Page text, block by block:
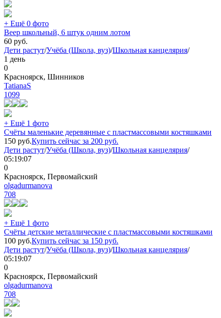
+ Ещё 0 фото
Веер школьный, 6 штук одним лотом
60 руб.
Дети растут/Учёба (Школа, вуз)/Школьная канцелярия/
1 день
0
Красноярск, Шинников
TatianaS
1099
+ Ещё 1 фото
Счёты маленькие деревянные с пластмассовыми костяшками
150 руб.Купить сейчас за 200 руб.
Дети растут/Учёба (Школа, вуз)/Школьная канцелярия/
05:19:07
0
Красноярск, Первомайский
olgadurmanova
708
+ Ещё 1 фото
Счёты детские металлические с пластмассовыми костяшками
100 руб.Купить сейчас за 150 руб.
Дети растут/Учёба (Школа, вуз)/Школьная канцелярия/
05:19:07
0
Красноярск, Первомайский
olgadurmanova
708